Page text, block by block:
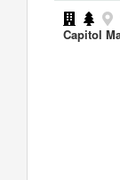
Capitol